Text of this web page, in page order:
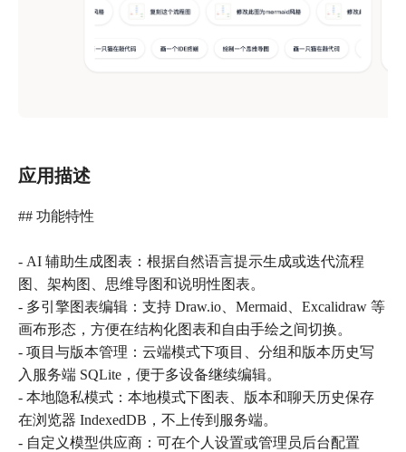
应用描述
## 功能特性
- AI 辅助生成图表：根据自然语言提示生成或迭代流程
图、架构图、思维导图和说明性图表。
- 多引擎图表编辑：支持 Draw.io、Mermaid、Excalidraw 等
画布形态，方便在结构化图表和自由手绘之间切换。
- 项目与版本管理：云端模式下项目、分组和版本历史写
入服务端 SQLite，便于多设备继续编辑。
- 本地隐私模式：本地模式下图表、版本和聊天历史保存
在浏览器 IndexedDB，不上传到服务端。
- 自定义模型供应商：可在个人设置或管理员后台配置